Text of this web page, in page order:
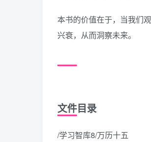
本书的价值在于，当我们
兴衰，从而洞察未来。
文件目录
/学习智库8/万历十五